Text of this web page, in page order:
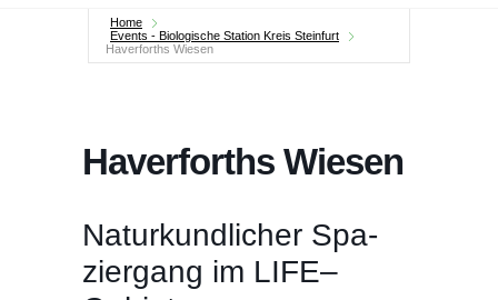
Home
Events - Biologische Station Kreis Steinfurt
Haver­forths Wiesen
Haver­forths Wiesen
Natur­kund­li­cher Spa­
zier­gang im LIFE–